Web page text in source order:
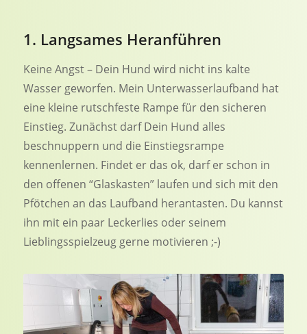
1. Langsames Heranführen
Keine Angst – Dein Hund wird nicht ins kalte
Wasser geworfen. Mein Unterwasserlaufband hat
eine kleine rutschfeste Rampe für den sicheren
Einstieg. Zunächst darf Dein Hund alles
beschnuppern und die Einstiegsrampe
kennenlernen. Findet er das ok, darf er schon in
den offenen “Glaskasten” laufen und sich mit den
Pfötchen an das Laufband herantasten. Du kannst
ihn mit ein paar Leckerlies oder seinem
Lieblingsspielzeug gerne motivieren ;-)